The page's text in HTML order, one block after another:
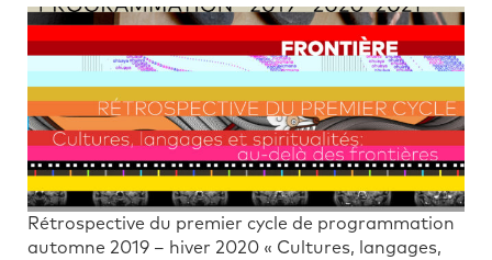
Rétrospective du premier cycle de programmation
automne 2019 – hiver 2020 « Cultures, langages,